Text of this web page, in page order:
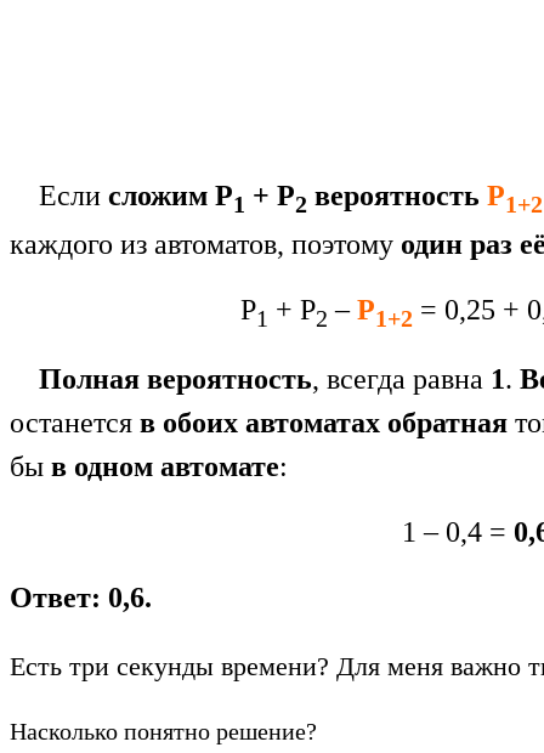
Если сложим Р1 + Р2 вероятность Р1+2
каждого из автоматов, поэтому один раз
Р1 + Р2 –Р1+2 = 0,25 +
Полная вероятность, всегда равна 1.
останется в обоих автоматах обратная
бы в одном автомате:
1 – 0,4 =
Ответ: 0,6.
Есть три секунды времени? Для меня важно
Насколько понятно решение?